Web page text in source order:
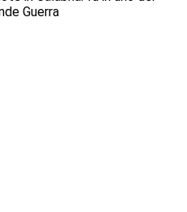
Guerra